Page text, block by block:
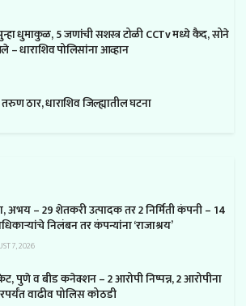
धुमाकुळ, 5 जणांची सशस्त्र टोळी CCTv मध्ये कैद, सोने
धाराशिव पोलिसांना आव्हान
ठार, धाराशिव जिल्ह्यातील घटना
अभय – 29 शेतकरी उत्पादक तर 2 निर्मिती कंपनी – 14
निलंबन तर कंपन्यांना ‘राजाश्रय’
7, 2026
पुणे व बीड कनेक्शन – 2 आरोपी निष्पन्न, 2 आरोपीना
वाढीव पोलिस कोठडी